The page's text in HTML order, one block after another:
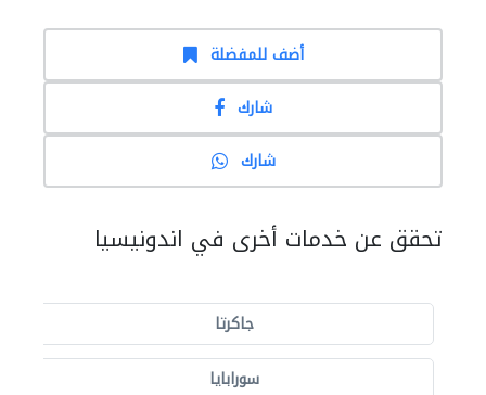
أضف للمفضلة
شارك
شارك
تحقق عن خدمات أخرى في اندونيسيا
جاكرتا
سورابايا